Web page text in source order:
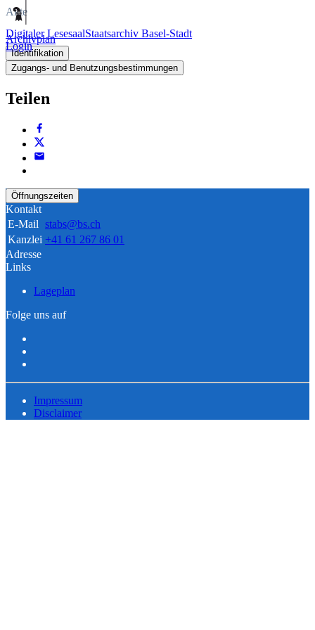
Digitaler LesesaalStaatsarchiv Basel-Stadt
Login
Akte
Archivplan
Identifikation
Zugangs- und Benutzungsbestimmungen
Teilen
Öffnungszeiten
Kontakt
E-Mail stabs@bs.ch
Kanzlei +41 61 267 86 01
Adresse
Links
Lageplan
Folge uns auf
Impressum
Disclaimer